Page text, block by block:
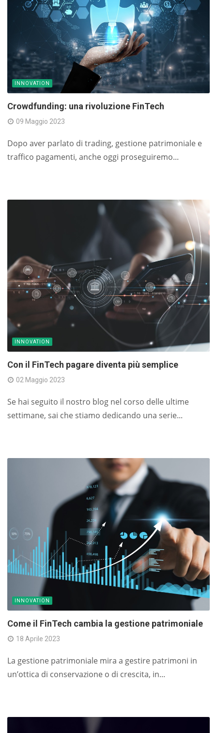
INNOVATION
Crowdfunding: una rivoluzione FinTech
09 Maggio 2023
Dopo aver parlato di trading, gestione patrimoniale e
traffico pagamenti, anche oggi proseguiremo...
INNOVATION
Con il FinTech pagare diventa più semplice
02 Maggio 2023
Se hai seguito il nostro blog nel corso delle ultime
settimane, sai che stiamo dedicando una serie...
INNOVATION
Come il FinTech cambia la gestione patrimoniale
18 Aprile 2023
La gestione patrimoniale mira a gestire patrimoni in
un’ottica di conservazione o di crescita, in...